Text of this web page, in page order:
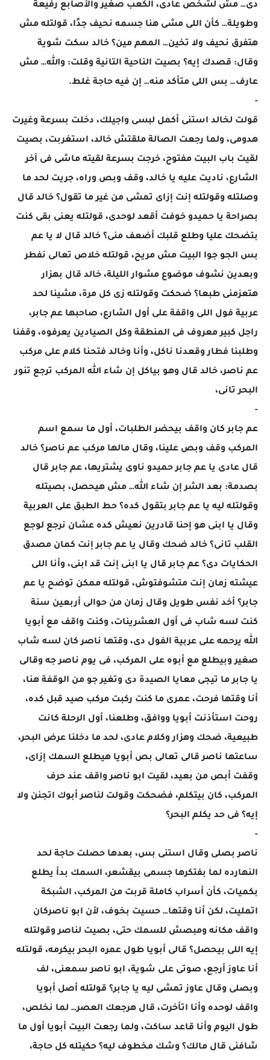
دى… مش لشخص عادى، الكعب صغير والأصابع رفيعة
وطويلة… كأن اللى مشى هنا جسمه نحيف جدًا، قولتله مش
هتفرق نحيف ولا تخين… المهم مين؟ خالد سكت شوية
وقال: قصدك إيه؟ بصيت الناحية التانية وقلت: والله… مش
عارف… بس اللى متأكد منه… إن فيه حاجة غلط.
-
قولت لخالد استنى أكمل لبسى واجيلك، دخلت بسرعة وغيرت
هدومى، ولما رجعت الصالة ملقتش خالد، استغربت، بصيت
لقيت باب البيت مفتوح، خرجت بسرعة لقيته ماشى فى آخر
الشارع، ناديت عليه يا خالد، وقف وبص وراه، جريت لحد ما
وصلتله وقولتله إنت إزاى تمشى من غير ما تقول؟ خالد قال
بصراحة يا حميدو خوفت أقعد لوحدى، قولتله يعنى بقى كنت
بتضحك عليا وطلع قلبك أضعف منى؟ خالد قال لا يا عم
بس الجو جوا البيت مش مريح، قولتله خلاص تعالى نفطر
وبعدين نشوف موضوع مشوار الليلة، خالد قال بهزار
هتعزمنى طبعا؟ ضحكت وقولتله زى كل مرة، مشينا لحد
عربية فول اللى واقفة على أول الشارع، صاحبها عم جابر،
راجل كبير معروف فى المنطقة وكل الصيادين يعرفوه، وقفنا
وطلبنا فطار وقعدنا ناكل، وأنا وخالد فتحنا كلام على مركب
عم ناصر، خالد قال وهو بياكل إن شاء الله المركب ترجع تنور
البحر تانى،
-
عم جابر كان واقف بيحضر الطلبات، أول ما سمع اسم
المركب وقف وبص علينا، وقال مالها مركب عم ناصر؟ خالد
قال عادى يا عم جابر حميدو ناوى يشتريها، عم جابر قال
بصدمة: بعد الشر إن شاء الله… مش هيحصل، بصيتله
وقولتله ليه يا عم جابر بتقول كده؟ حط الطبق على العربية
وقال يا ابنى هو إحنا قادرين نعيش كده عشان نرجع لوجع
القلب تانى؟ خالد ضحك وقال يا عم جابر إنت كمان مصدق
الحكايات دى؟ عم جابر قال يا ابنى إنت قد ابنى، وأنا اللى
عيشته زمان إنت متشوفتوش، قولتله ممكن توضح يا عم
جابر؟ أخد نفس طويل وقال زمان من حوالى أربعين سنة
كنت لسه شاب فى أول العشرينات، وكنت واقف مع أبويا
الله يرحمه على عربية الفول دى، وقتها ناصر كان لسه شاب
صغير وبيطلع مع أبوه على المركب، فى يوم ناصر جه وقالى
يا جابر ما تيجى معايا الصيدة دى وتغير جو من الوقفة هنا،
أنا وقتها فرحت، عمرى ما كنت ركبت مركب صيد قبل كده،
روحت استأذنت أبويا ووافق، وطلعنا، أول الرحلة كانت
طبيعية، ضحك وهزار وكلام عادى، لحد ما دخلنا عرض البحر،
ساعتها ناصر قالى تعالى بص أبويا هيطلع السمك إزاى،
وقفت أبص من بعيد، لقيت ابو ناصر واقف عند حرف
المركب، كان بيتكلم، فضحكت وقولت لناصر أبوك اتجنن ولا
إيه؟ فى حد يكلم البحر؟
-
ناصر بصلى وقال استنى بس، بعدها حصلت حاجة لحد
النهارده لما بفتكرها جسمى بيقشعر، السمك بدأ يطلع
بكميات، كأن أسراب كاملة قربت من المركب، الشبكة
اتمليت، لكن أنا وقتها… حسيت بخوف، لأن ابو ناصركان
واقف مكانه ومبصش للسمك حتى، بصيت لناصر وقولتله
إيه اللى بيحصل؟ قالى أبويا طول عمره البحر بيكرمه، قولتله
أنا عاوز أرجع، صوتى على شوية، ابو ناصر سمعنى، لف
وبصلى وقال عاوز تمشى ليه يا جابر؟ قولتله أصل أبويا
واقف لوحده وأنا اتأخرت، قال هرجعك العصر… لما نخلص،
طول اليوم وأنا قاعد ساكت، ولما رجعت البيت أبويا أول ما
شافنى قال مالك؟ وشك مخطوف ليه؟ حكيتله كل حاجة،